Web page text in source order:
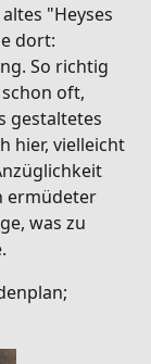
"Heyses
dort:
So richtig
oft,
gestaltetes
hier, vielleicht
ermüdeter
was zu